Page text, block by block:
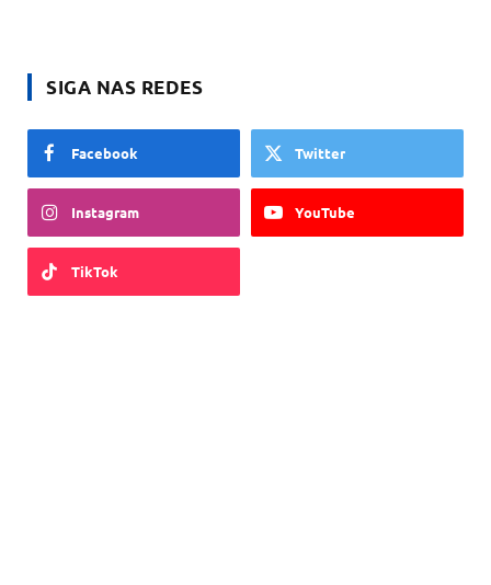
SIGA NAS REDES
Facebook Twitter
Instagram YouTube
TikTok